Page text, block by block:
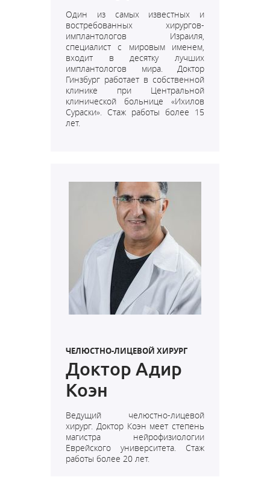
Один из самых известных и
востребованных хирургов-
имплантологов Израиля,
специалист с мировым именем,
входит в десятку лучших
имплантологов мира.
Доктор
Гинзбург работает в собственной
клинике при Центральной
клинической больнице «Ихилов
Сураски». Стаж работы более 15
лет.
ЧЕЛЮСТНО-ЛИЦЕВОЙ ХИРУРГ
Доктор Адир
Коэн
Ведущий челюстно-лицевой
хирург. Доктор Коэн меет степень
магистра нейрофизиологии
Еврейского университета. Стаж
работы более 20 лет.